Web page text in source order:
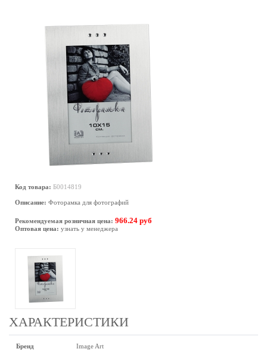
Код товара: Б0014819
Описание: Фоторамка для фотографий
Рекомендуемая розничная цена: 966.24 руб
Оптовая цена: узнать у менеджера
ХАРАКТЕРИСТИКИ
Бренд Image Art